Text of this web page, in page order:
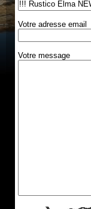
Votre adresse email
Votre message